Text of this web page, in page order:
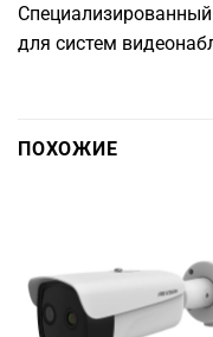
для систем
ПОХОЖИЕ